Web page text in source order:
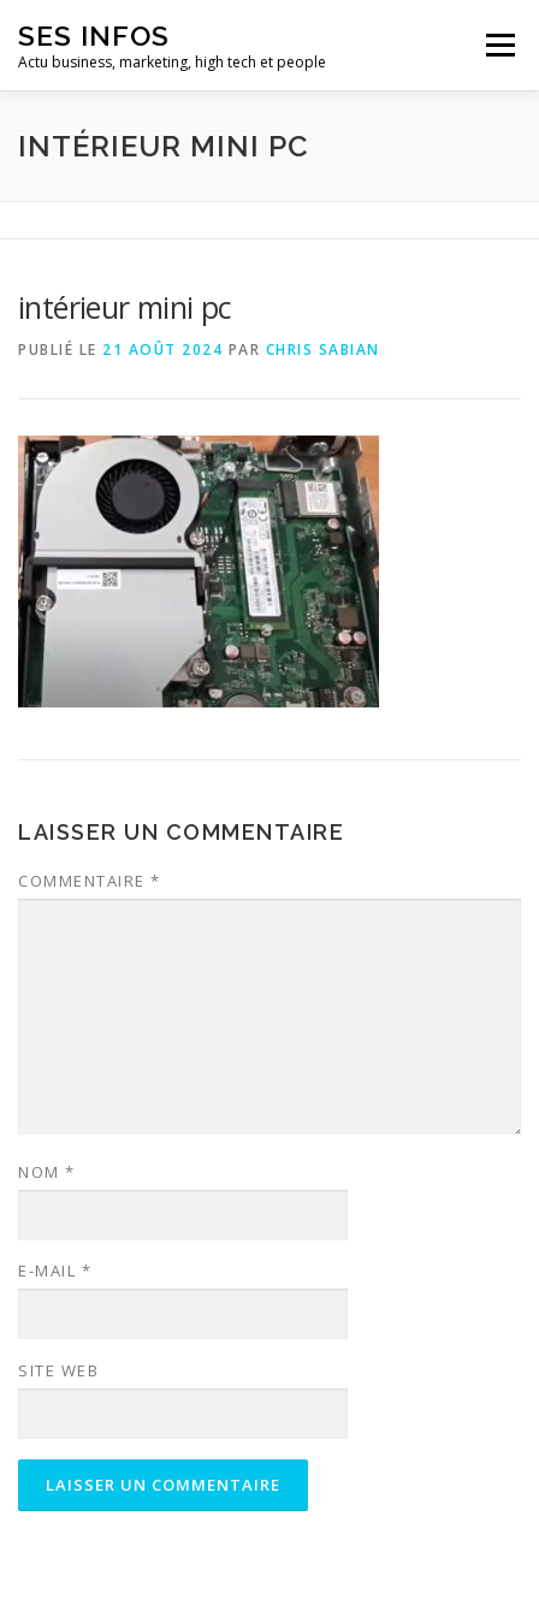
contenu
SES INFOS
Actu business, marketing, high tech et people
Menu
BUSINESS MARKETING
INTÉRIEUR MINI PC
intérieur mini pc
PUBLIÉ LE 21 AOÛT 2024 PAR CHRIS SABIAN
LAISSER UN COMMENTAIRE
COMMENTAIRE *
NOM *
E-MAIL *
SITE WEB